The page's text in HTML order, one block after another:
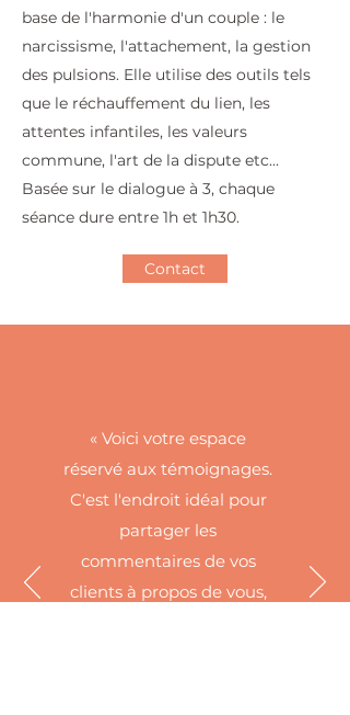
base de l'harmonie d'un couple : le
narcissisme, l'attachement, la gestion
des pulsions. Elle utilise des outils tels
que le réchauffement du lien, les
attentes infantiles, les valeurs
commune, l'art de la dispute etc...
Basée sur le dialogue à 3, chaque
séance dure entre 1h et 1h30.
Contact
« Voici votre espace
réservé aux témoignages.
C'est l'endroit idéal pour
partager les
commentaires de vos
clients à propos de vous,